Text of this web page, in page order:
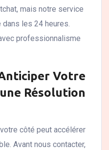
mais notre service
dans les 24 heures.
professionnalisme
Votre
Résolution
côté peut accélérer
Avant nous contacter,